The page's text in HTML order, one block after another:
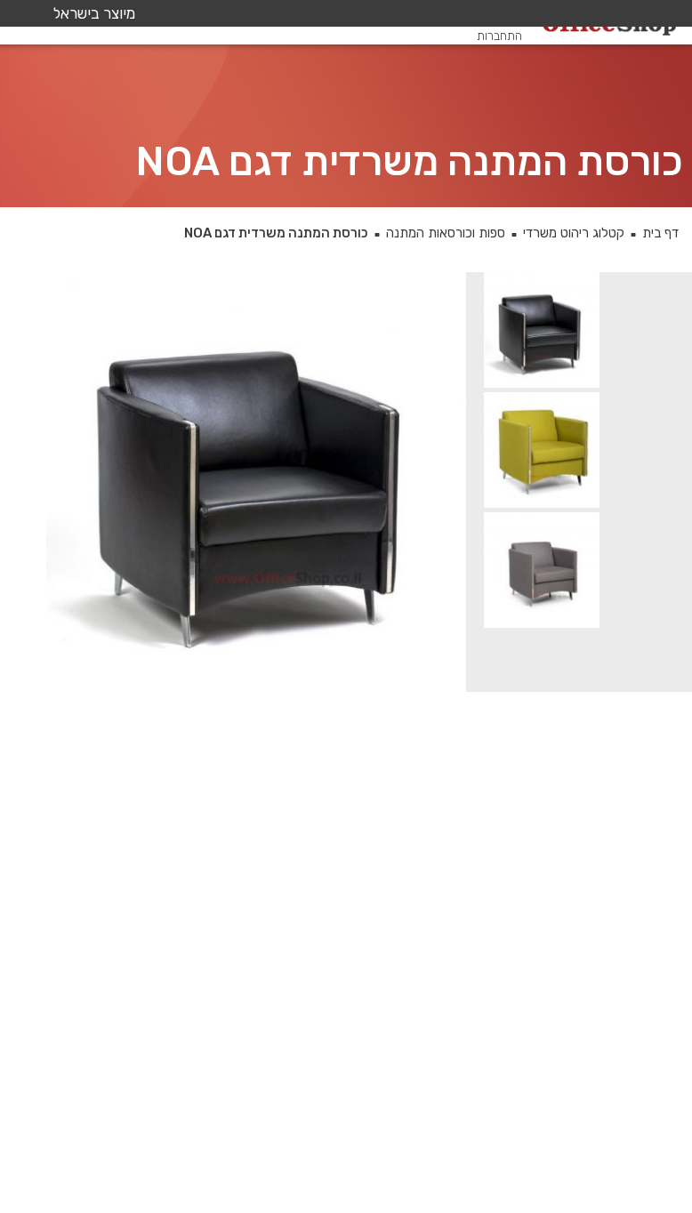
מיוצר בישראל
התחברות
כורסת המתנה משרדית דגם NOA
דף בית ■ קטלוג ריהוט משרדי ■ ספות וכורסאות המתנה ■ כורסת המתנה משרדית דגם NOA